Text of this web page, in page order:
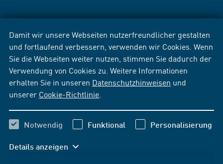
Damit wir unsere Webseiten nutzerfreundlicher gestalten
und fortlaufend verbessern, verwenden wir Cookies. Wenn
Sie die Webseiten weiter nutzen, stimmen Sie dadurch der
Verwendung von Cookies zu. Weitere Informationen
erhalten Sie in unseren Datenschutzhinweisen und
unserer Cookie-Richtlinie
Notwendig Funktional Personalisierung
Details anzeigen